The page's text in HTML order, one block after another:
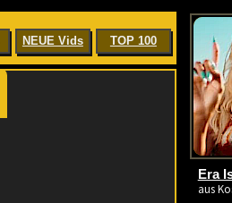
NEUE Vids TOP 100
Era
aus